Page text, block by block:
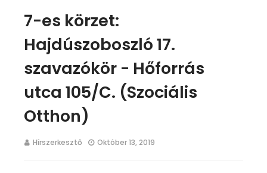
7-es körzet:
Hajdúszoboszló 17.
szavazókör - Hőforrás
utca 105/C. (Szociális
Otthon)
Hírszerkesztő Október 13, 2019